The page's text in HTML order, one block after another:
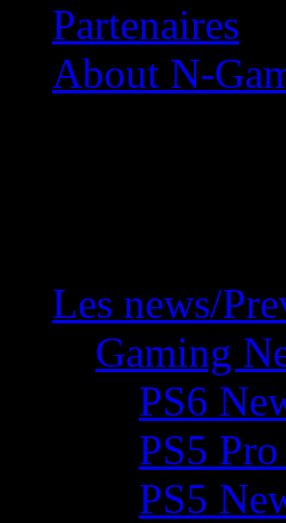
Partenaires
About N-
Les news/
Gaming
PS6
PS5
PS5